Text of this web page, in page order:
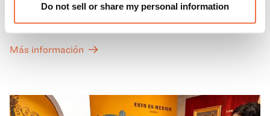
Do not sell or share my personal information
a las Galerías de Arte, Historia y Ciencias Naturales de
California del OMCA es gratuita y las entradas para las
a un precio reducido de 6 $.
Más información